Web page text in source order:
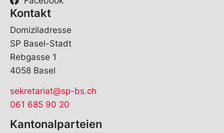
Kontakt
Domiziladresse
SP Basel-Stadt
Rebgasse 1
4058 Basel
sekretariat@sp-bs.ch
061 685 90 20
Kantonalparteien